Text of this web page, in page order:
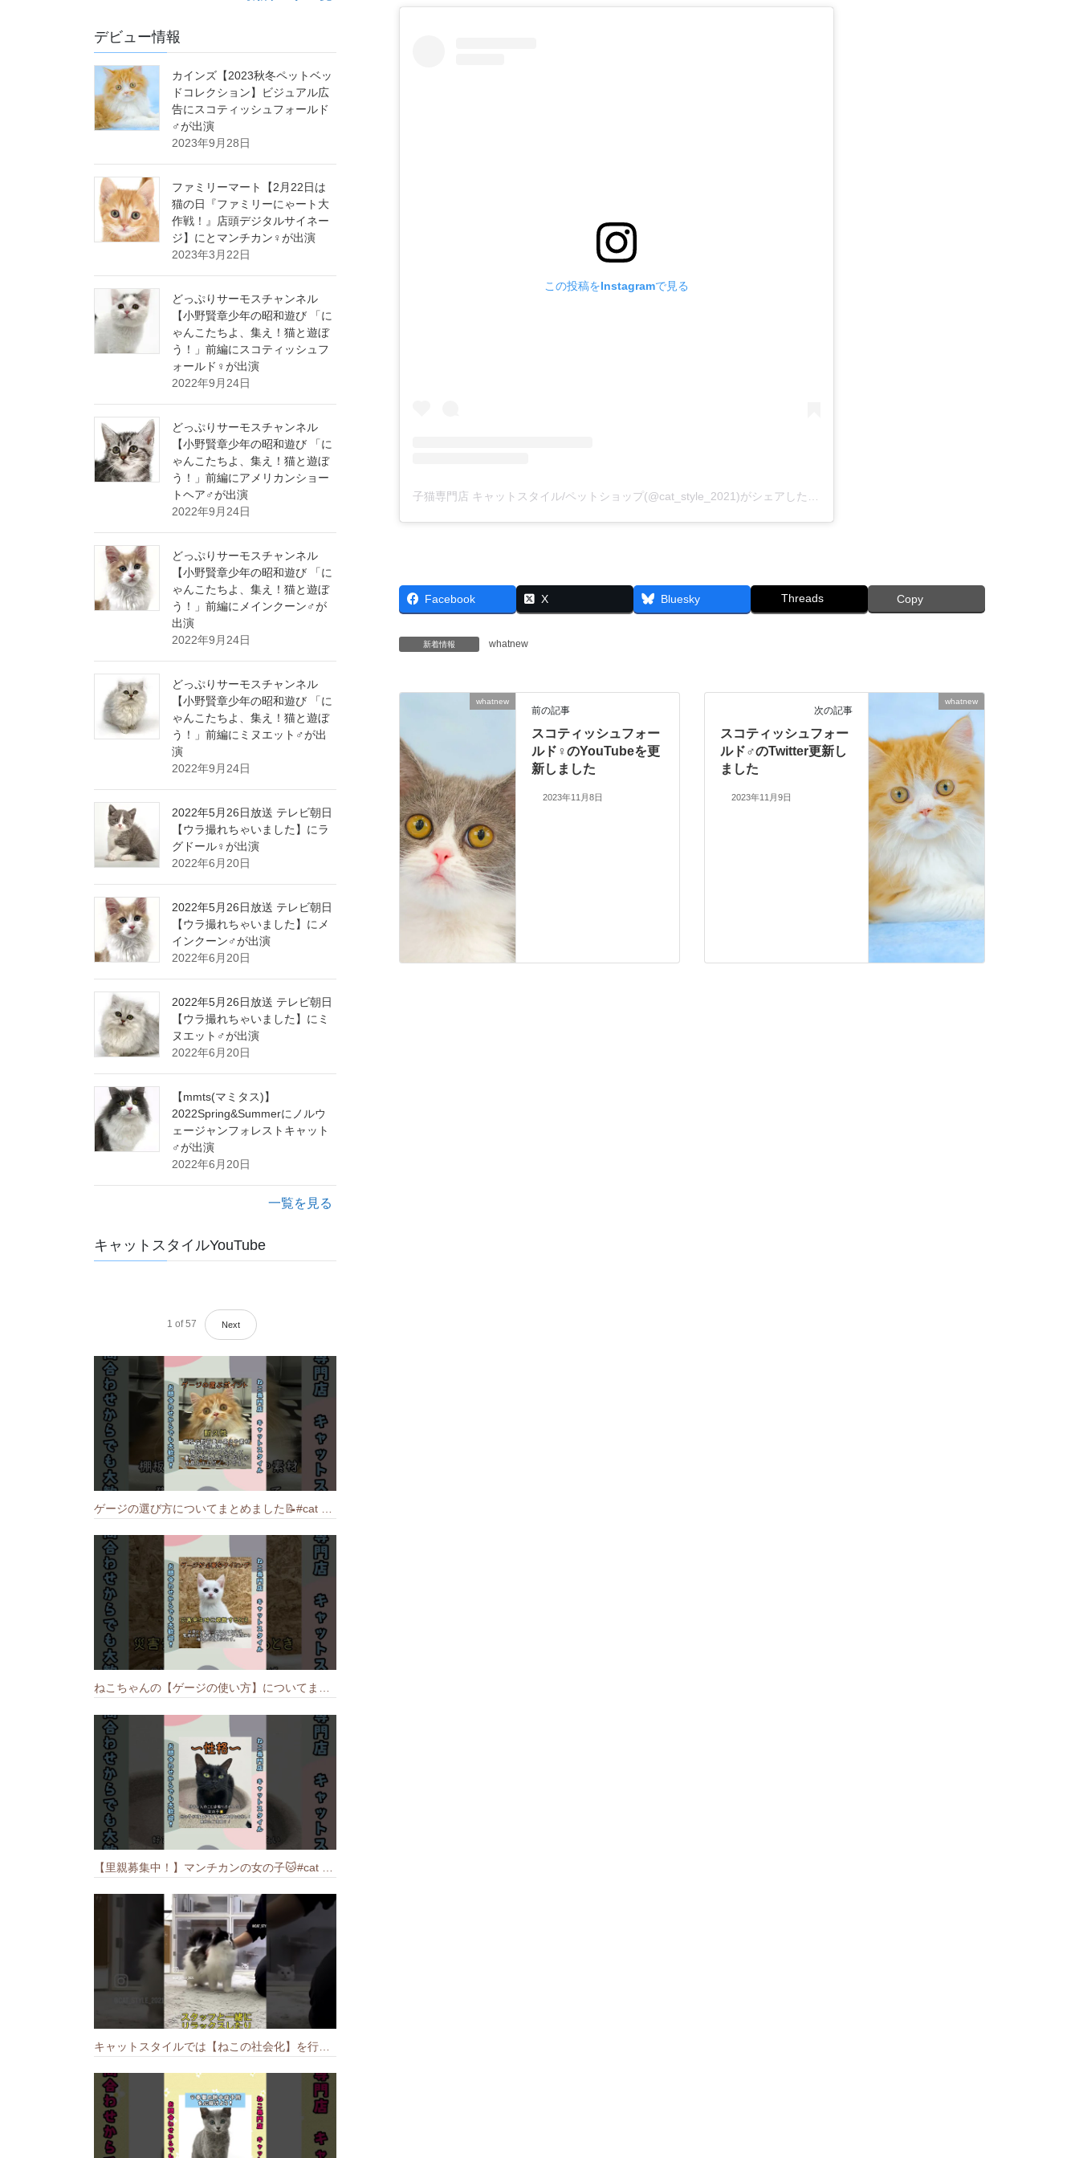
この投稿をInstagramで見る
Facebook X Bluesky Threads Copy
新着情報 whatnew
whatnew
前の記事
スコティッシュフォー
ルド♀のYouTubeを更
新しました
2023年11月8日
whatnew
次の記事
スコティッシュフォー
ルド♂のTwitter更新し
ました
2023年11月9日
デビュー情報
カインズ【2023秋冬ペットベッ
ドコレクション】ビジュアル広
告にスコティッシュフォールド
♂が出演
2023年9月28日
ファミリーマート【2月22日は
猫の日『ファミリーにゃート大
作戦！』店頭デジタルサイネー
ジ】にとマンチカン♀が出演
2023年3月22日
どっぷりサーモスチャンネル
【小野賢章少年の昭和遊び 「に
ゃんこたちよ、集え！猫と遊ぼ
う！」前編にスコティッシュフ
ォールド♀が出演
2022年9月24日
どっぷりサーモスチャンネル
【小野賢章少年の昭和遊び 「に
ゃんこたちよ、集え！猫と遊ぼ
う！」前編にアメリカンショー
トヘア♂が出演
2022年9月24日
どっぷりサーモスチャンネル
【小野賢章少年の昭和遊び 「に
ゃんこたちよ、集え！猫と遊ぼ
う！」前編にメインクーン♂が
出演
2022年9月24日
どっぷりサーモスチャンネル
【小野賢章少年の昭和遊び 「に
ゃんこたちよ、集え！猫と遊ぼ
う！」前編にミヌエット♂が出
演
2022年9月24日
2022年5月26日放送 テレビ朝日
【ウラ撮れちゃいました】にラ
グドール♀が出演
2022年6月20日
2022年5月26日放送 テレビ朝日
【ウラ撮れちゃいました】にメ
インクーン♂が出演
2022年6月20日
2022年5月26日放送 テレビ朝日
【ウラ撮れちゃいました】にミ
ヌエット♂が出演
2022年6月20日
【mmts(マミタス)】
2022Spring&Summerにノルウ
ェージャンフォレストキャット
♂が出演
2022年6月20日
一覧を見る
キャットスタイルYouTube
1 of 57 Next
ゲージの選び方についてまとめました️📝#cat #猫のいる暮らし #ねこ #キャット #munchkin
ねこちゃんの【ゲージの使い方】についてまとめました️🐱📝